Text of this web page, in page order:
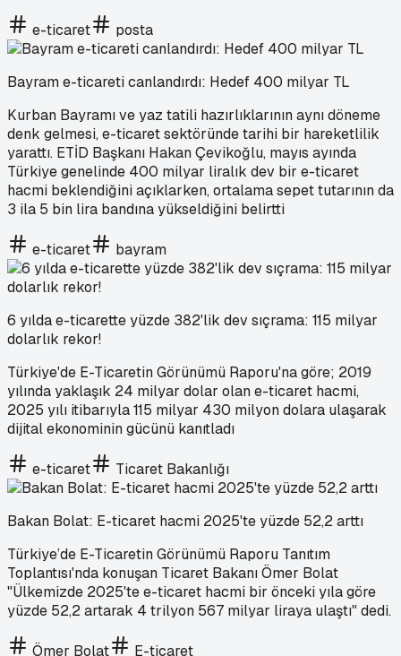
e-ticaret posta
Bayram e-ticareti canlandırdı: Hedef 400 milyar TL
Kurban Bayramı ve yaz tatili hazırlıklarının aynı döneme
denk gelmesi, e-ticaret sektöründe tarihi bir hareketlilik
yarattı. ETİD Başkanı Hakan Çevikoğlu, mayıs ayında
Türkiye genelinde 400 milyar liralık dev bir e-ticaret
hacmi beklendiğini açıklarken, ortalama sepet tutarının da
3 ila 5 bin lira bandına yükseldiğini belirtti
e-ticaret bayram
6 yılda e-ticarette yüzde 382'lik dev sıçrama: 115 milyar
dolarlık rekor!
Türkiye'de E-Ticaretin Görünümü Raporu'na göre; 2019
yılında yaklaşık 24 milyar dolar olan e-ticaret hacmi,
2025 yılı itibarıyla 115 milyar 430 milyon dolara ulaşarak
dijital ekonominin gücünü kanıtladı
e-ticaret Ticaret Bakanlığı
Bakan Bolat: E-ticaret hacmi 2025'te yüzde 52,2 arttı
Türkiye’de E-Ticaretin Görünümü Raporu Tanıtım
Toplantısı'nda konuşan Ticaret Bakanı Ömer Bolat
"Ülkemizde 2025'te e-ticaret hacmi bir önceki yıla göre
yüzde 52,2 artarak 4 trilyon 567 milyar liraya ulaştı" dedi.
Ömer Bolat E-ticaret